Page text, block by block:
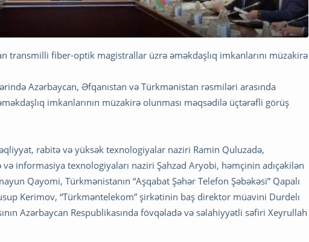
transmilli fiber-optik magistrallar üzrə əməkdaşlıq imkanlarını müzakirə
Azərbaycan, Əfqanıstan və Türkmənistan rəsmiləri arasında
imkanlarının müzakirə olunması məqsədilə üçtərəfli görüş
rabitə və yüksək texnologiyalar naziri Ramin Quluzadə,
və informasiya texnologiyaları naziri Şahzad Aryobi, həmçinin adıçəkilən
Qayomi, Türkmənistanın “Aşqabat Şəhər Telefon Şəbəkəsi” Qapalı
Kerimov, “Türkməntelekom” şirkətinin baş direktor müavini Durdelı
Azərbaycan Respublikasında fövqəladə və səlahiyyətli səfiri Xeyrullah